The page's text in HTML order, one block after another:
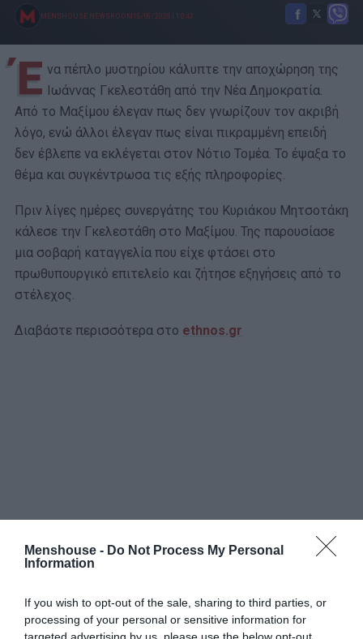
Menshouse - Do Not Process My Personal
Information
If you wish to opt-out of the sale, sharing to third parties, or
processing of your personal or sensitive information for
targeted advertising by us, please use the below opt-out
MENSHOUSE NEWSROOM 15/05/2026 10:43
Έ να πέπλο μυστηρίου κάλυπτε την αποχώρηση της
Ιωάννας Γκελεστάθη από την Νέα Δημοκρατία.
Από το Μαξίμου έλεγαν πως δεν γνωρίζουν τον ακριβή
λόγο, ενώ άλλοι έλεγαν πως είναι πικραμμένη επειδή
δεν έβλεπε να εκλέγεται στον Νότιο Τομέα. Το έψαξα το
θέμα και συγκέντρωσα τις εξής πληροφορίες.
Πριν λίγες ημέρες συνεργάτης του Κυριάκου Μητσοτάκη
κάλεσε την Γκελεστάθη στο Μαξίμου. Της παρουσίασε
μια σοβαρή καταγγελία που είχε φτάσει στο
πρωθυπουργικό επιτελείο και ζήτησε εξηγήσεις από το
στέλεχος.
Διαβάστε περισσότερα στο ethnos.gr
ΔΗΜΟΦΙΛΕΣΤΕΡΑ ΗΜΕΡΑΣ